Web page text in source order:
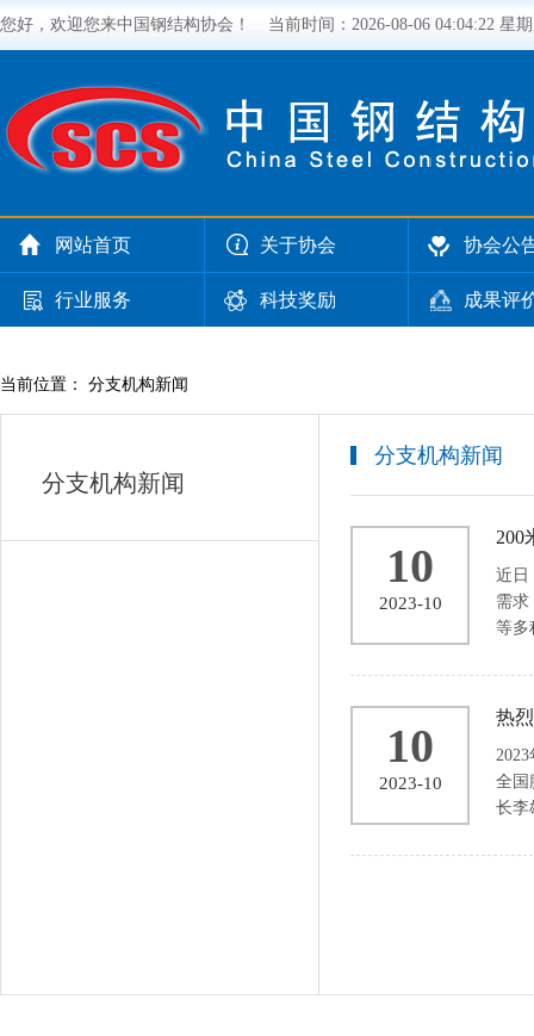
您好，欢迎您来中国钢结构协会！ 当前时间： 2026-08-06 04:04:22 星
网站首页 关于协会 协会公
行业服务 科技奖励 成果评
当前位置： 分支机构新闻
分支机构新闻
分支机构新闻
10
2023-10
200
近日
需求
等多
10
2023-10
热
全国
长李